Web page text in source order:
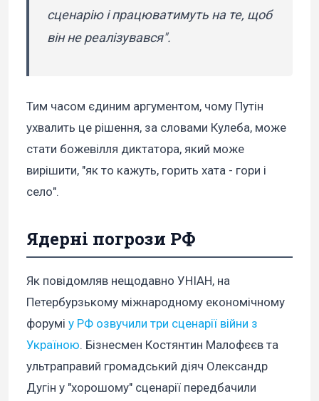
сценарію і працюватимуть на те, щоб
він не реалізувався".
Тим часом єдиним аргументом, чому Путін
ухвалить це рішення, за словами Кулеба, може
стати божевілля диктатора, який може
вирішити, "як то кажуть, горить хата - гори і
село".
Ядерні погрози РФ
Як повідомляв нещодавно УНІАН, на
Петербурзькому міжнародному економічному
форумі у РФ озвучили три сценарії війни з
Україною. Бізнесмен Костянтин Малофєєв та
ультраправий громадський діяч Олександр
Дугін у "хорошому" сценарії передбачили